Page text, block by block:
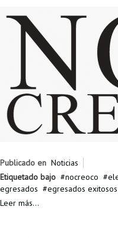
Publicado en Noticias
Etiquetado bajo
nocreoco
egresados
egresados exitosos
Leer más...
Reingreso
Reintegro
Retiro voluntario
Transferencia
Tarifas